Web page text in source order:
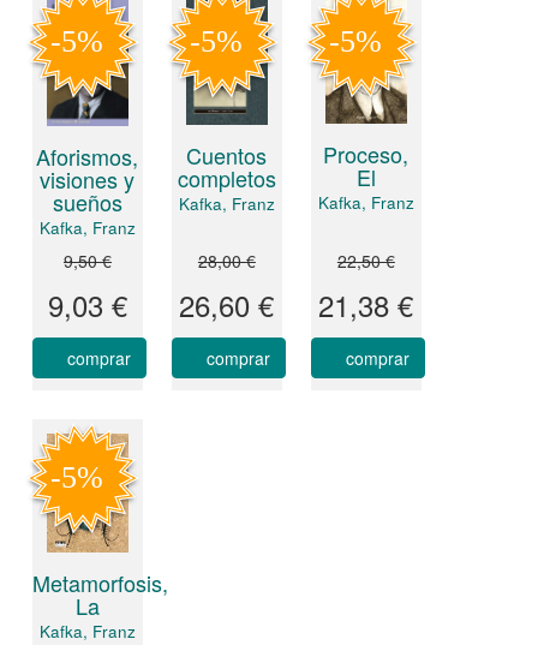
Aforismos,
visiones y
sueños
Kafka, Franz
9,50 €
9,03 €
comprar
Cuentos
completos
Kafka, Franz
28,00 €
26,60 €
comprar
Proceso,
El
Kafka, Franz
22,50 €
21,38 €
comprar
Metamorfosis,
La
Kafka, Franz